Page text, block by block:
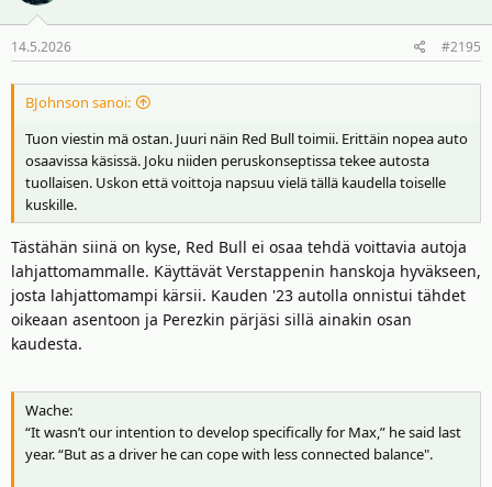
14.5.2026 #2195
BJohnson sanoi:
Tuon viestin mä ostan. Juuri näin Red Bull toimii. Erittäin nopea auto
osaavissa käsissä. Joku niiden peruskonseptissa tekee autosta
tuollaisen. Uskon että voittoja napsuu vielä tällä kaudella toiselle
kuskille.
Tästähän siinä on kyse, Red Bull ei osaa tehdä voittavia autoja
lahjattomammalle. Käyttävät Verstappenin hanskoja hyväkseen,
josta lahjattomampi kärsii. Kauden '23 autolla onnistui tähdet
oikeaan asentoon ja Perezkin pärjäsi sillä ainakin osan
kaudesta.
Wache:
“It wasn’t our intention to develop specifically for Max,” he said last
year. “But as a driver he can cope with less connected balance".